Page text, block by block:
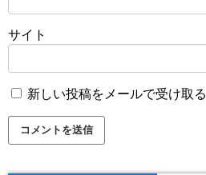
サイト
新しい投稿をメールで受け取る